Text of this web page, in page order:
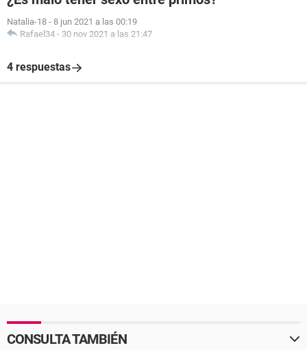
Natalia-18 - 8 jun 2021 a las 00:19
Rafael34 - 30 nov 2021 a las 21:47
4 respuestas
CONSULTA TAMBIÉN